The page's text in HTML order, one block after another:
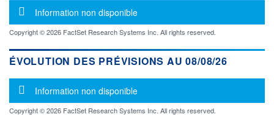
Message d'information
Information non disponible
Copyright © 2026 FactSet Research Systems Inc. All rights reserved.
ÉVOLUTION DES PRÉVISIONS AU 08/08/26
Message d'information
Information non disponible
Copyright © 2026 FactSet Research Systems Inc. All rights reserved.